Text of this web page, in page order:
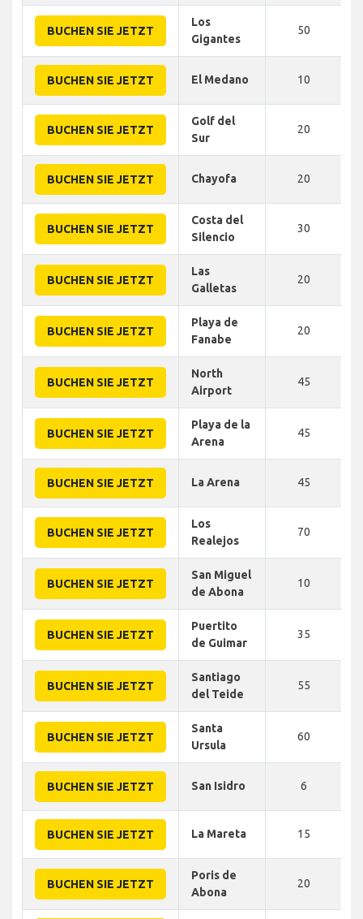
BUCHEN SIE JETZT
Los
Gigantes
50
BUCHEN SIE JETZT El Medano 10
BUCHEN SIE JETZT
Golf del
Sur
20
BUCHEN SIE JETZT Chayofa 20
BUCHEN SIE JETZT
Costa del
Silencio
30
BUCHEN SIE JETZT
Las
Galletas
20
BUCHEN SIE JETZT
Playa de
Fanabe
20
BUCHEN SIE JETZT
North
Airport
45
BUCHEN SIE JETZT
Playa de la
Arena
45
BUCHEN SIE JETZT La Arena 45
BUCHEN SIE JETZT
Los
Realejos
70
BUCHEN SIE JETZT
San Miguel
de Abona
10
BUCHEN SIE JETZT
Puertito
de Guimar
35
BUCHEN SIE JETZT
Santiago
del Teide
55
BUCHEN SIE JETZT
Santa
Ursula
60
BUCHEN SIE JETZT San Isidro 6
BUCHEN SIE JETZT La Mareta 15
BUCHEN SIE JETZT
Poris de
Abona
20